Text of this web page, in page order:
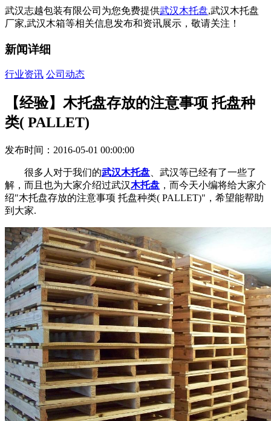
武汉志越包装有限公司为您免费提供武汉木托盘,武汉木托盘
厂家,武汉木箱等相关信息发布和资讯展示，敬请关注！
新闻详细
行业资讯 公司动态
【经验】木托盘存放的注意事项 托盘种
类( PALLET)
发布时间：2016-05-01 00:00:00
很多人对于我们的武汉木托盘 、武汉等已经有了一些了
解，而且也为大家介绍过武汉木托盘 ，而今天小编将给大家介
绍"木托盘存放的注意事项 托盘种类( PALLET)"，希望能帮助
到大家.